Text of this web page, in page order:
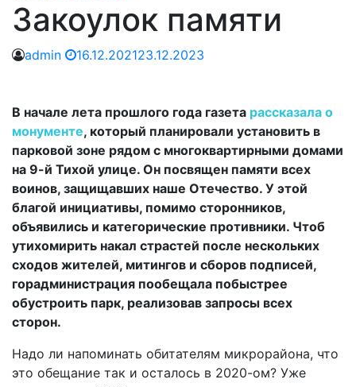
Закоулок памяти
admin 16.12.202123.12.2023
В начале лета прошлого года газета рассказала о
монументе, который планировали установить в
парковой зоне рядом с многоквартирными домами
на 9-й Тихой улице. Он посвящен памяти всех
воинов, защищавших наше Отечество. У этой
благой инициативы, помимо сторонников,
объявились и категорические противники. Чтоб
утихомирить накал страстей после нескольких
сходов жителей, митингов и сборов подписей,
горадминистрация пообещала побыстрее
обустроить парк, реализовав запросы всех
сторон.
Надо ли напоминать обитателям микрорайона, что
это обещание так и осталось в 2020-ом? Уже